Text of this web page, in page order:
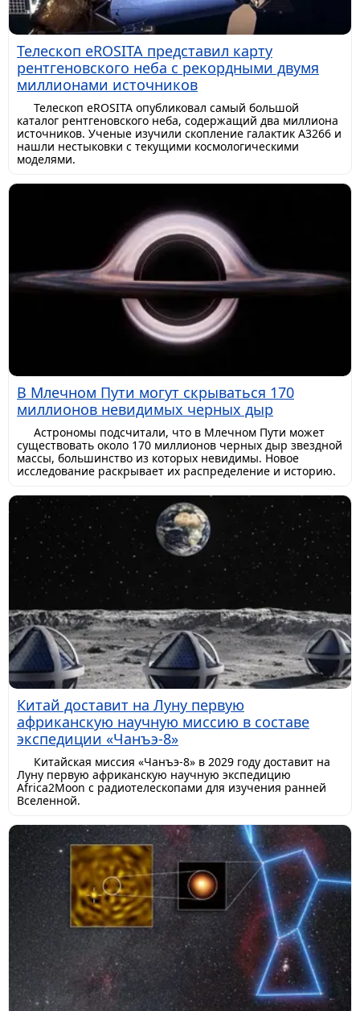
Телескоп eROSITA представил карту
рентгеновского неба с рекордными двумя
миллионами источников
Телескоп eROSITA опубликовал самый большой
каталог рентгеновского неба, содержащий два миллиона
источников. Ученые изучили скопление галактик A3266 и
нашли нестыковки с текущими космологическими
моделями.
В Млечном Пути могут скрываться 170
миллионов невидимых черных дыр
Астрономы подсчитали, что в Млечном Пути может
существовать около 170 миллионов черных дыр звездной
массы, большинство из которых невидимы. Новое
исследование раскрывает их распределение и историю.
Китай доставит на Луну первую
африканскую научную миссию в составе
экспедиции «Чанъэ-8»
Китайская миссия «Чанъэ-8» в 2029 году доставит на
Луну первую африканскую научную экспедицию
Africa2Moon с радиотелескопами для изучения ранней
Вселенной.